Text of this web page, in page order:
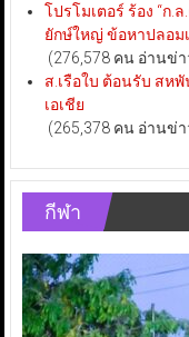
โปรโมเตอร์ ร้อง “ก.
ยักษ์ใหญ่ ข้อหาปลอม
(276,578 คน อ่านข่
ส.เรือใบ ต้อนรับ สห
เอเชีย
(265,378 คน อ่านข่
กีฬา